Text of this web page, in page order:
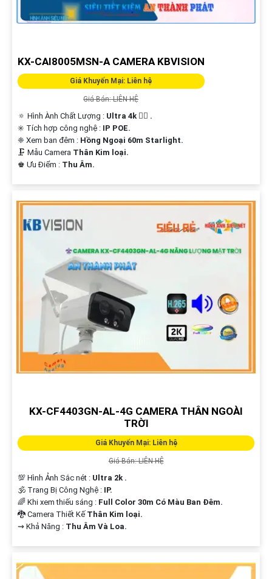
KX-CAI8005MSN-A CAMERA KBVISION
Giá Khuyến Mại: Liên hệ
Giá Bán: LIÊN HỆ
🔅 Hình Ành Chất Lượng : Ultra 4k 👍🏾 .
✳️ Tích hợp công nghệ : IP POE.
❈ Xem ban đêm : Hồng Ngoại 60m Starlight.
🗜️ Mẫu Camera Thân Kim loại.
️♚ Ưu Điểm : Thu Âm.
KX-CF4403GN-AL-4G CAMERA THÂN NGOÀI
TRỜI
Giá Khuyến Mại: Liên hệ
Giá Bán: LIÊN HỆ
💯 Hình Ảnh Sắc nét : Ultra 2k .
🕉️ Trang Bị Công Nghệ : IP.
🌈 Khi xem thiếu sáng : Full Color 30m Có Màu Ban Ðêm.
🐉️ Camera Thiết Kế Thân Kim loại.
️⇝ Khả Năng : Thu Âm Và Loa.